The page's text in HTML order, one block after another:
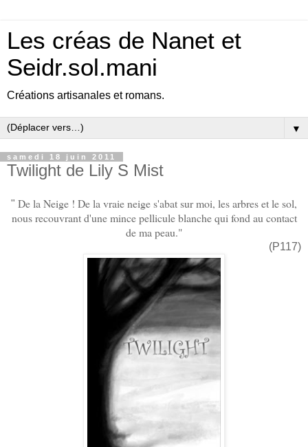
Les créas de Nanet et
Seidr.sol.mani
Créations artisanales et romans.
▼
samedi 18 juin 2011
Twilight de Lily S Mist
" De la Neige ! De la vraie neige s'abat sur moi, les arbres et le sol,
nous recouvrant d'une mince pellicule blanche qui fond au contact
de ma peau."
(P117)